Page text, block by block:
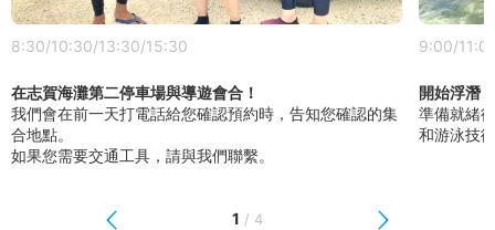
8:30/10:30/13:30/15:30
在志賀海灘第二停車場與導遊會合！
我們會在前一天打電話給您確認預約時，告知您確認的集
合地點。
如果您需要交通工具，請與我們聯繫。
9:00/
開始浮潛
準備就緒
和游泳技
1 / 4